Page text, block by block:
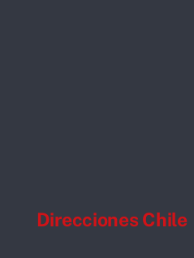
Direcciones Chile